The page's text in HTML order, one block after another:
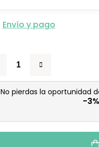
Envío y pago
No pierdas la oportunidad
-3%